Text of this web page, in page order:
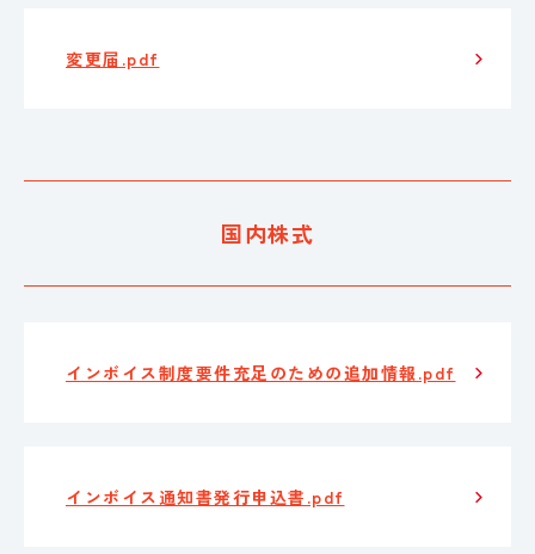
変更届.pdf
国内株式
インボイス制度要件充足のための追加情報.pdf
インボイス通知書発行申込書.pdf